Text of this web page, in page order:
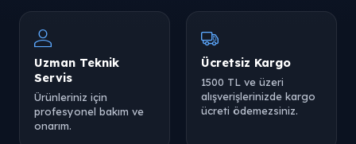
Uzman Teknik
Servis
Ürünleriniz için
profesyonel bakım ve
onarım.
Ücretsiz Kargo
1500 TL ve üzeri
alışverişlerinizde kargo
ücreti ödemezsiniz.